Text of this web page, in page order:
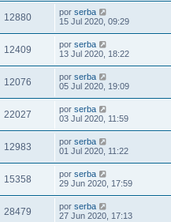
12880 por serba
15 Jul 2020, 09:29
12409 por serba
13 Jul 2020, 18:22
12076 por serba
05 Jul 2020, 19:09
22027 por serba
03 Jul 2020, 11:59
12983 por serba
01 Jul 2020, 11:22
15358 por serba
29 Jun 2020, 17:59
28479 por serba
27 Jun 2020, 17:13